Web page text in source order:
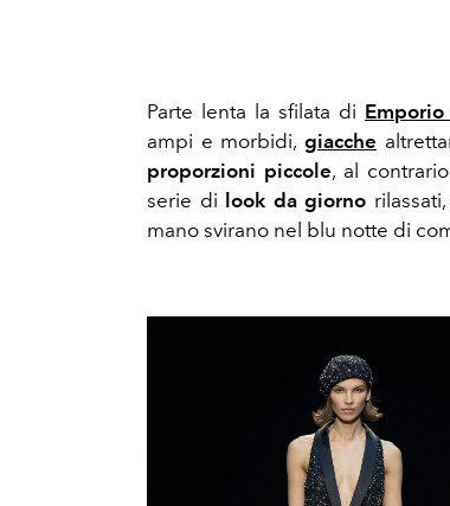
Parte lenta la sfilata di
ampi e morbidi, giacche
proporzioni piccole, al
serie di look da giorno
mano svirano nel blu notte di